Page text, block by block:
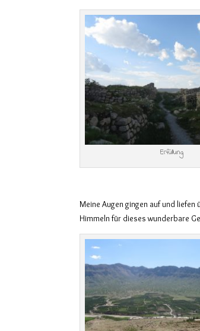
Erfüllung
Meine Augen gingen auf und
Himmeln für dieses wunderbare